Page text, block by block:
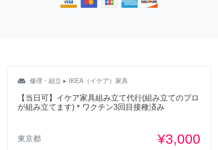
weekend 修理・組立 ▸ IKEA（イケア）家具
【当日可】イケア家具組み立て代行(組み立てのプロ
が組み立てます)＊ワクチン3回目接種済み
東京都 ¥3,000